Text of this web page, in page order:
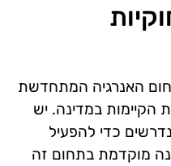
האנרגיה המתחדשת
הקיימות במדינה. יש
נדרשים כדי להפעיל
מוקדמת בתחום זה